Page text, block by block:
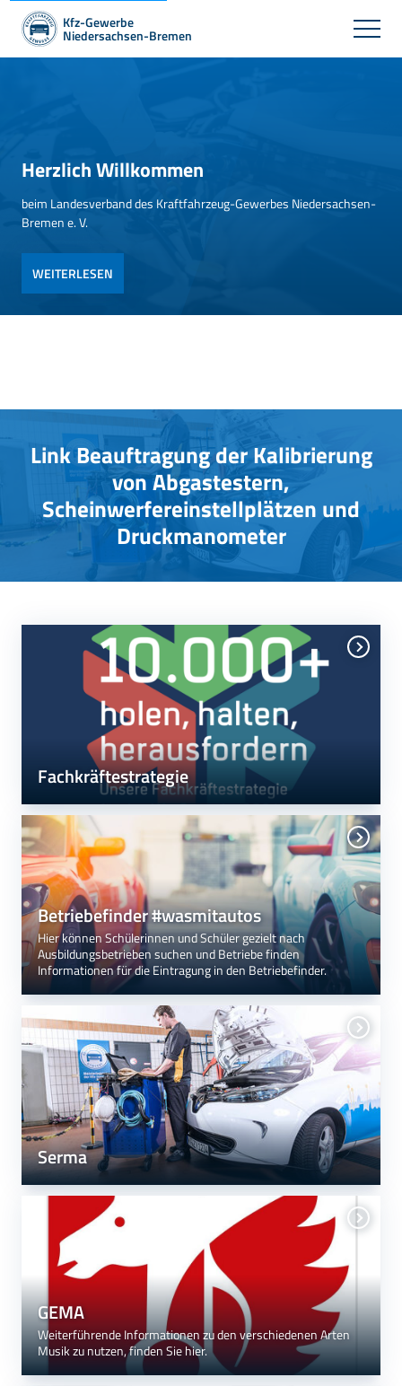
Kfz-Gewerbe
Niedersachsen-Bremen
Herzlich Willkommen
beim Landesverband des Kraftfahrzeug-Gewerbes Niedersachsen-
Bremen e. V.
WEITERLESEN
Link Beauftragung der Kalibrierung
von Abgastestern,
Scheinwerfereinstellplätzen und
Druckmanometer
Fachkräftestrategie
Betriebefinder #wasmitautos
Hier können Schülerinnen und Schüler gezielt nach
Ausbildungsbetrieben suchen und Betriebe finden
Informationen für die Eintragung in den Betriebefinder.
Serma
GEMA
Weiterführende Informationen zu den verschiedenen Arten
Musik zu nutzen, finden Sie hier.